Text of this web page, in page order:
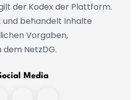
der Kodex der Plattform.
behandelt Inhalte
Vorgaben,
NetzDG.
Media